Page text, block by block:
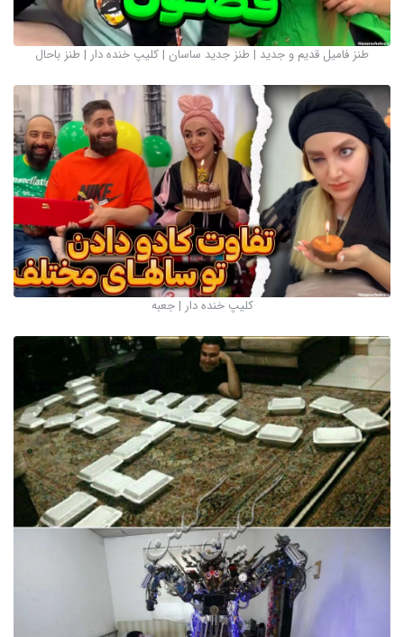
طنز فامیل قدیم و جدید | طنز جدید ساسان ‌| کلیپ خنده دار | طنز باحال
کلیپ خنده دار | جعبه